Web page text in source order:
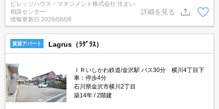
果、敷金をお預かりする場合がございます。
ビレッジハウス・マネジメント株式会社 住まい
相談センター
情報更新日 2026/08/08
詳細を見る
賃貸アパート Lagrus（ﾗｸﾞﾗｽ）
ＩＲいしかわ鉄道/金沢駅 バス30分 横川4丁目下
車：停歩4分
石川県金沢市横川2丁目
築14年
2階建